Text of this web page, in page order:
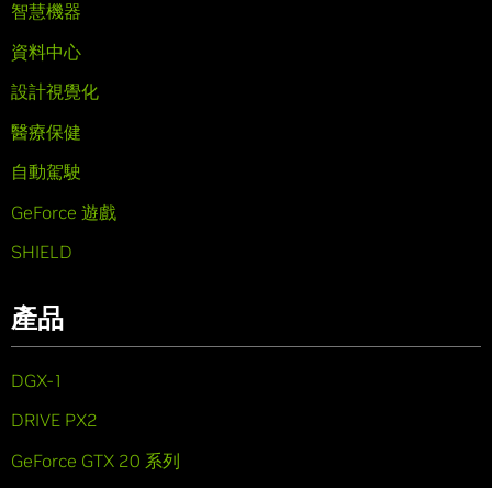
智慧機器
資料中心
設計視覺化
醫療保健
自動駕駛
GeForce 遊戲
SHIELD
產品
DGX-1
DRIVE PX2
GeForce GTX 20 系列